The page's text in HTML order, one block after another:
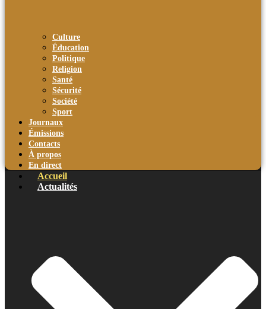
Culture
Éducation
Politique
Religion
Santé
Sécurité
Société
Sport
Journaux
Émissions
Contacts
À propos
En direct
Accueil
Actualités